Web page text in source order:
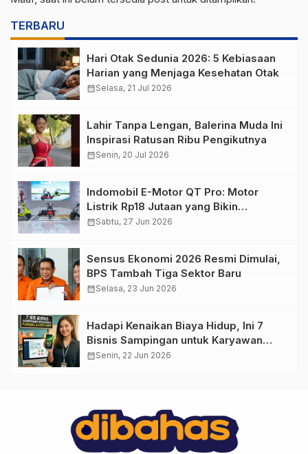
TERBARU
Hari Otak Sedunia 2026: 5 Kebiasaan
Harian yang Menjaga Kesehatan Otak
calendar_monthSelasa, 21 Jul 2026
Lahir Tanpa Lengan, Balerina Muda Ini
Inspirasi Ratusan Ribu Pengikutnya
calendar_monthSenin, 20 Jul 2026
Indomobil E-Motor QT Pro: Motor
Listrik Rp18 Jutaan yang Bikin
Penasaran
calendar_monthSabtu, 27 Jun 2026
Sensus Ekonomi 2026 Resmi Dimulai,
BPS Tambah Tiga Sektor Baru
calendar_monthSelasa, 23 Jun 2026
Hadapi Kenaikan Biaya Hidup, Ini 7
Bisnis Sampingan untuk Karyawan
yang Waktunya Sempit
calendar_monthSenin, 22 Jun 2026